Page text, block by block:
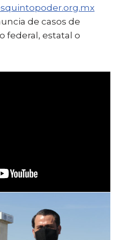
de casos de
federal, estatal o